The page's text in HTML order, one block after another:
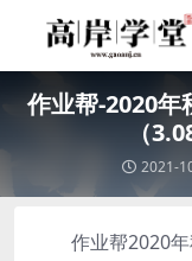
作业帮-2020年
（
2021-
作业帮2020年